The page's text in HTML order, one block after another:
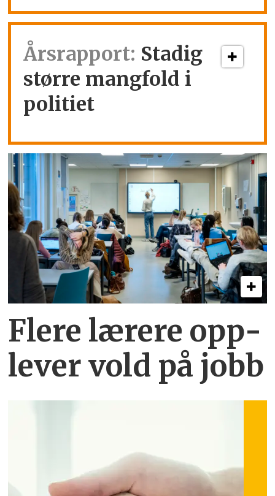
Årsrapport: Stadig
større mangfold i
politiet
Flere lærere opp­
lever vold på jobb